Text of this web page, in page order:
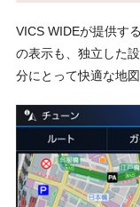
VICS WIDEが提供す
の表示も、独立した
分にとって快適な地